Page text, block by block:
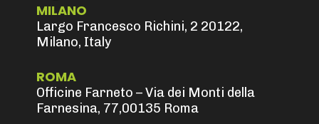
MILANO
Largo Francesco Richini, 2 20122,
Milano, Italy
ROMA
Officine Farneto – Via dei Monti della
Farnesina, 77,00135 Roma